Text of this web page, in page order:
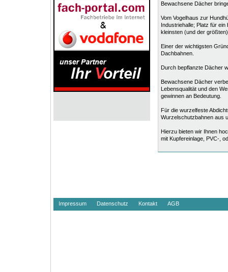
Bewachsene Dächer
Vom Vogelhaus zur
Industriehalle; Platz für
kleinsten (und der
Einer der wichtigsten
Dachbahnen.
Durch bepflanzte Dächer
Bewachsene Dächer
Lebensqualität und den
gewinnen an Bedeutung.
Für die wurzelfeste
Wurzelschutzbahnen aus
Hierzu bieten wir Ihnen
mit Kupfereinlage, PVC-,
Impressum Datenschutz Kontakt AGB